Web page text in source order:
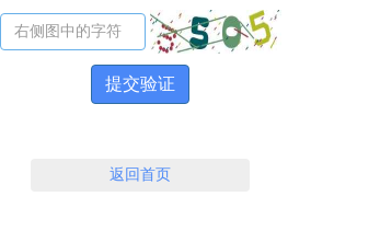
提交验证
返回首页